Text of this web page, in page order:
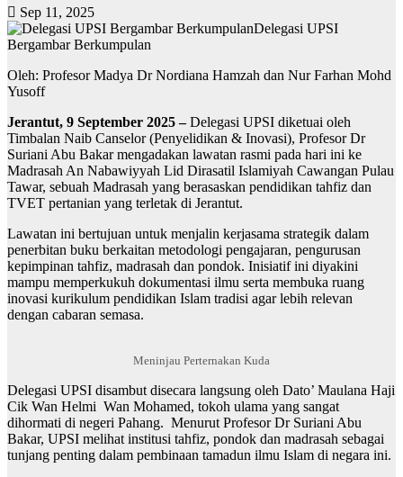
Sep 11, 2025
Delegasi UPSI
Bergambar Berkumpulan
Oleh: Profesor Madya Dr Nordiana Hamzah dan Nur Farhan Mohd
Yusoff
Jerantut, 9 September 2025 –Delegasi UPSI diketuai oleh
Timbalan Naib Canselor (Penyelidikan & Inovasi), Profesor Dr
Suriani Abu Bakar mengadakan lawatan rasmi pada hari ini ke
Madrasah An Nabawiyyah Lid Dirasatil Islamiyah Cawangan Pulau
Tawar, sebuah Madrasah yang berasaskan pendidikan tahfiz dan
TVET pertanian yang terletak di Jerantut.
Lawatan ini bertujuan untuk menjalin kerjasama strategik dalam
penerbitan buku berkaitan metodologi pengajaran, pengurusan
kepimpinan tahfiz, madrasah dan pondok. Inisiatif ini diyakini
mampu memperkukuh dokumentasi ilmu serta membuka ruang
inovasi kurikulum pendidikan Islam tradisi agar lebih relevan
dengan cabaran semasa.
Meninjau Perternakan Kuda
Delegasi UPSI disambut disecara langsung oleh Dato’ Maulana Haji
Cik Wan Helmi Wan Mohamed, tokoh ulama yang sangat
dihormati di negeri Pahang. Menurut Profesor Dr Suriani Abu
Bakar, UPSI melihat institusi tahfiz, pondok dan madrasah sebagai
tunjang penting dalam pembinaan tamadun ilmu Islam di negara ini.